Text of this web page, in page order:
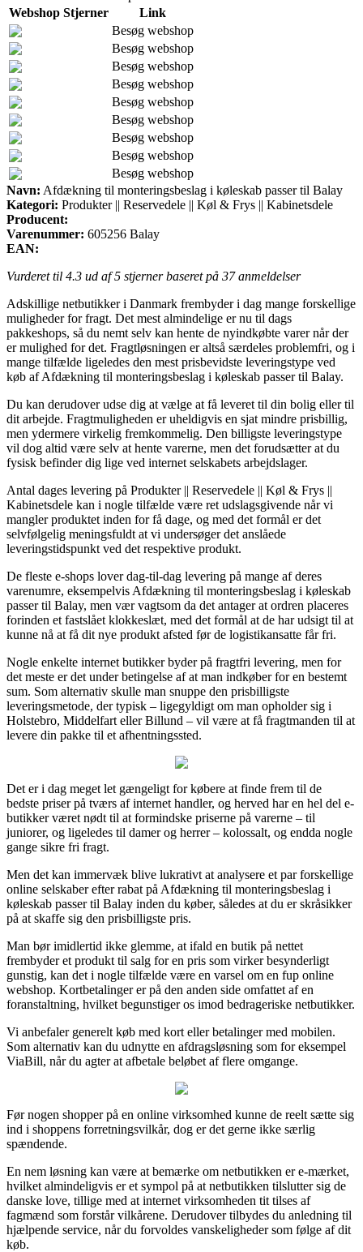
Webshop Stjerner
Link
Besøg webshop
Besøg webshop
Besøg webshop
Besøg webshop
Besøg webshop
Besøg webshop
Besøg webshop
Besøg webshop
Besøg webshop
Navn: Afdækning til monteringsbeslag i køleskab passer til Balay
Kategori: Produkter || Reservedele || Køl & Frys || Kabinetsdele
Producent:
Varenummer: 605256 Balay
EAN:
Vurderet til 4.3 ud af 5 stjerner baseret på 37anmeldelser
Adskillige netbutikker i Danmark frembyder i dag mange forskellige
muligheder for fragt. Det mest almindelige er nu til dags
pakkeshops, så du nemt selv kan hente de nyindkøbte varer når der
er mulighed for det. Fragtløsningen er altså særdeles problemfri, og i
mange tilfælde ligeledes den mest prisbevidste leveringstype ved
køb af Afdækning til monteringsbeslag i køleskab passer til Balay.
Du kan derudover udse dig at vælge at få leveret til din bolig eller til
dit arbejde. Fragtmuligheden er uheldigvis en sjat mindre prisbillig,
men ydermere virkelig fremkommelig. Den billigste leveringstype
vil dog altid være selv at hente varerne, men det forudsætter at du
fysisk befinder dig lige ved internet selskabets arbejdslager.
Antal dages levering på Produkter || Reservedele || Køl & Frys ||
Kabinetsdele kan i nogle tilfælde være ret udslagsgivende når vi
mangler produktet inden for få dage, og med det formål er det
selvfølgelig meningsfuldt at vi undersøger det anslåede
leveringstidspunkt ved det respektive produkt.
De fleste e-shops lover dag-til-dag levering på mange af deres
varenumre, eksempelvis Afdækning til monteringsbeslag i køleskab
passer til Balay, men vær vagtsom da det antager at ordren placeres
forinden et fastslået klokkeslæt, med det formål at de har udsigt til at
kunne nå at få dit nye produkt afsted før de logistikansatte får fri.
Nogle enkelte internet butikker byder på fragtfri levering, men for
det meste er det under betingelse af at man indkøber for en bestemt
sum. Som alternativ skulle man snuppe den prisbilligste
leveringsmetode, der typisk – ligegyldigt om man opholder sig i
Holstebro, Middelfart eller Billund – vil være at få fragtmanden til at
levere din pakke til et afhentningssted.
Det er i dag meget let gængeligt for købere at finde frem til de
bedste priser på tværs af internet handler, og herved har en hel del e-
butikker været nødt til at formindske priserne på varerne – til
juniorer, og ligeledes til damer og herrer – kolossalt, og endda nogle
gange sikre fri fragt.
Men det kan immervæk blive lukrativt at analysere et par forskellige
online selskaber efter rabat på Afdækning til monteringsbeslag i
køleskab passer til Balay inden du køber, således at du er skråsikker
på at skaffe sig den prisbilligste pris.
Man bør imidlertid ikke glemme, at ifald en butik på nettet
frembyder et produkt til salg for en pris som virker besynderligt
gunstig, kan det i nogle tilfælde være en varsel om en fup online
webshop. Kortbetalinger er på den anden side omfattet af en
foranstaltning, hvilket begunstiger os imod bedrageriske netbutikker.
Vi anbefaler generelt køb med kort eller betalinger med mobilen.
Som alternativ kan du udnytte en afdragsløsning som for eksempel
ViaBill, når du agter at afbetale beløbet af flere omgange.
Før nogen shopper på en online virksomhed kunne de reelt sætte sig
ind i shoppens forretningsvilkår, dog er det gerne ikke særlig
spændende.
En nem løsning kan være at bemærke om netbutikken er e-mærket,
hvilket almindeligvis er et sympol på at netbutikken tilslutter sig de
danske love, tillige med at internet virksomheden tit tilses af
fagmænd som forstår vilkårene. Derudover tilbydes du anledning til
hjælpende service, når du forvoldes vanskeligheder som følge af dit
køb.